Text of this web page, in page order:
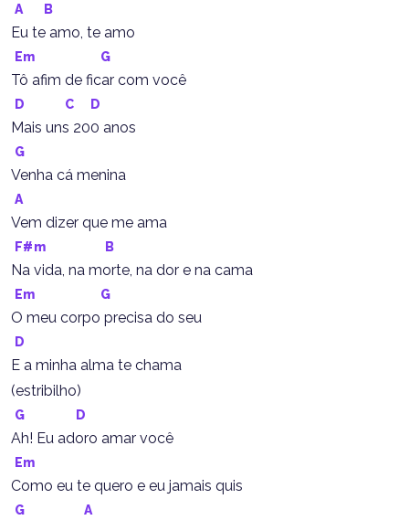
A B
Eu te amo, te amo
Em G
Tô afim de ficar com você
D C D
Mais uns 200 anos
G
Venha cá menina
A
Vem dizer que me ama
F#m B
Na vida, na morte, na dor e na cama
Em G
O meu corpo precisa do seu
D
E a minha alma te chama
(estribilho)
G D
Ah! Eu adoro amar você
Em
Como eu te quero e eu jamais quis
G A